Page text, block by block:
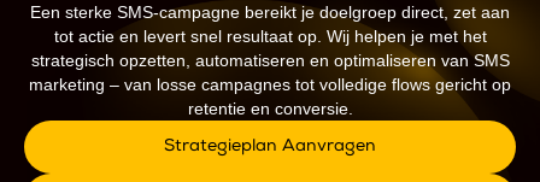
Een sterke SMS-campagne bereikt je doelgroep direct, zet aan
tot actie en levert snel resultaat op. Wij helpen je met het
strategisch opzetten, automatiseren en optimaliseren van SMS
marketing – van losse campagnes tot volledige flows gericht op
retentie en conversie.
Strategieplan Aanvragen